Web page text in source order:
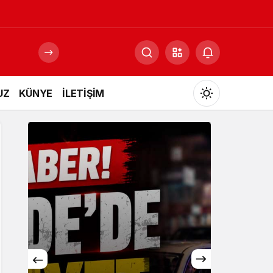
KÜNYE İLETİŞİM
Mod
değiştir
Gündüz Modu
Gündüz modunu seçin.
Gece Modu
Gece modunu seçin.